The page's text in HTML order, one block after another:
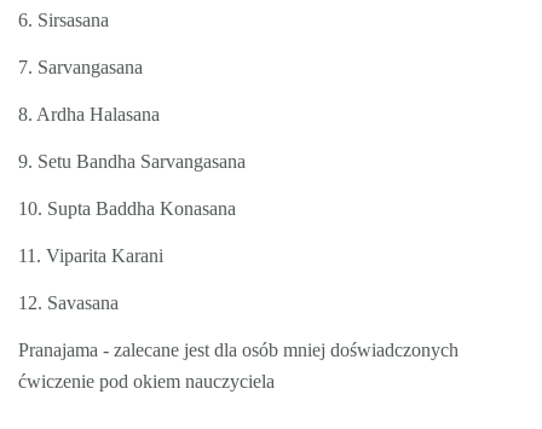
6. Sirsasana
7. Sarvangasana
8. Ardha Halasana
9. Setu Bandha Sarvangasana
10. Supta Baddha Konasana
11. Viparita Karani
12. Savasana
Pranajama - zalecane jest dla osób mniej doświadczonych
ćwiczenie pod okiem nauczyciela